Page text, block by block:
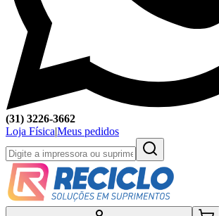
(31) 3226-3662
Loja Física|Meus pedidos